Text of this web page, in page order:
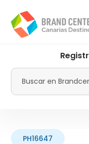
contenido
principal
menu
Promotur
Buscar
PH16647